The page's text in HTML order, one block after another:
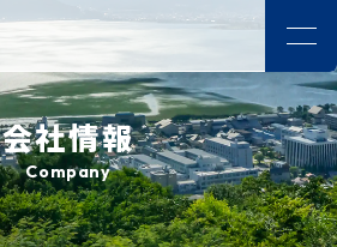
会社情報
Company